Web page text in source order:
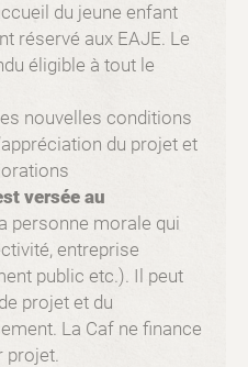
du jeune enfant
réservé aux EAJE. Le
éligible à tout le
nouvelles conditions
du projet et
versée au
personne morale qui
entreprise
public etc.). Il peut
projet et du
La Caf ne finance
projet.